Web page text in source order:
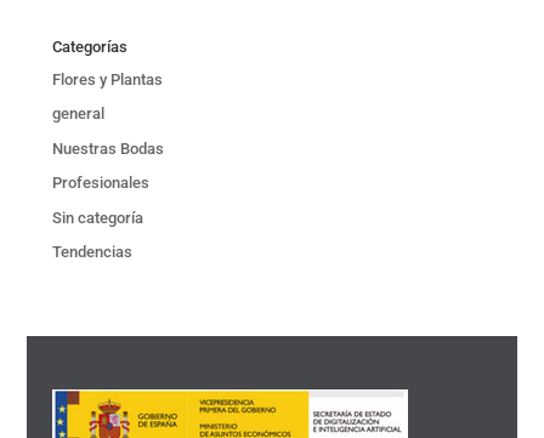
Categorías
Flores y Plantas
general
Nuestras Bodas
Profesionales
Sin categoría
Tendencias